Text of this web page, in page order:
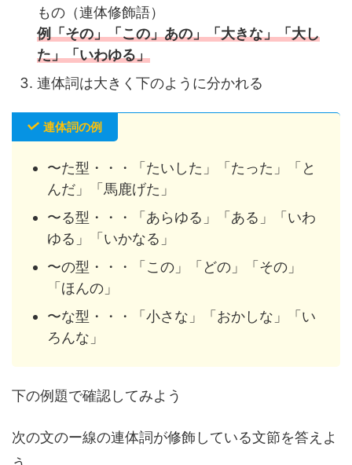
もの（連体修飾語）
例「その」「この」あの」「大きな」「大し
た」「いわゆる」
連体詞は大きく下のように分かれる
連体詞の例
〜た型・・・「たいした」「たった」「と
んだ」「馬鹿げた」
〜る型・・・「あらゆる」「ある」「いわ
ゆる」「いかなる」
〜の型・・・「この」「どの」「その」
「ほんの」
〜な型・・・「小さな」「おかしな」「い
ろんな」
下の例題で確認してみよう
次の文のー線の連体詞が修飾している文節を答えよ